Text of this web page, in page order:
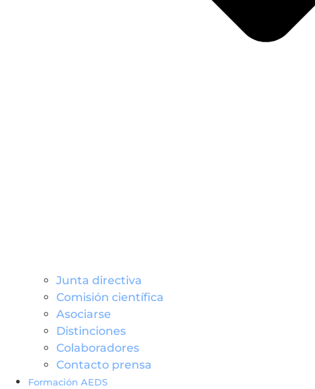
Junta directiva
Comisión científica
Asociarse
Distinciones
Colaboradores
Contacto prensa
Formación AEDS